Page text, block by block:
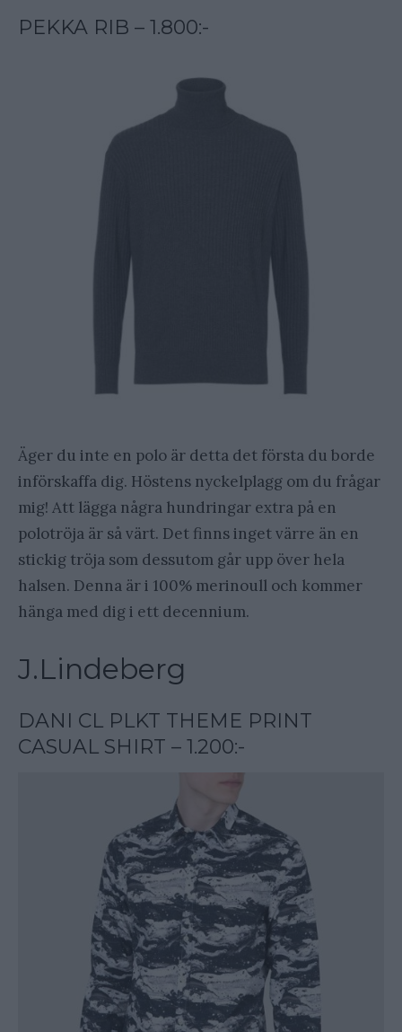
PEKKA RIB – 1.800:-
Äger du inte en polo är detta det första du borde
införskaffa dig. Höstens nyckelplagg om du frågar
mig! Att lägga några hundringar extra på en
polotröja är så värt. Det finns inget värre än en
stickig tröja som dessutom går upp över hela
halsen. Denna är i 100% merinoull och kommer
hänga med dig i ett decennium.
J.Lindeberg
DANI CL PLKT THEME PRINT
CASUAL SHIRT – 1.200:-